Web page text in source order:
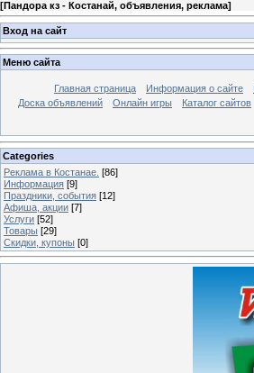
[Пандора кз - Костанай, объявления, реклама]
Вход на сайт
Меню сайта
Главная страница Информация о сайте
Доска объявлений
Онлайн игры Каталог сайтов
Categories
Реклама в Костанае. [86]
Информация [9]
Праздники, события [12]
Афиша, акции [7]
Услуги [52]
Товары [29]
Скидки, купоны [0]